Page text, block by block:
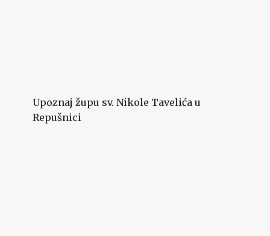
Upoznaj župu sv. Nikole Tavelića u
Repušnici